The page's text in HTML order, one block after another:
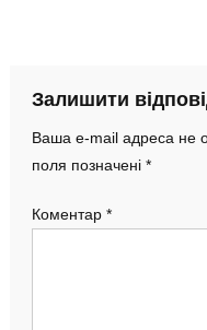
Залишити
Ваша e-mail адреса не
поля позначені *
Коментар *